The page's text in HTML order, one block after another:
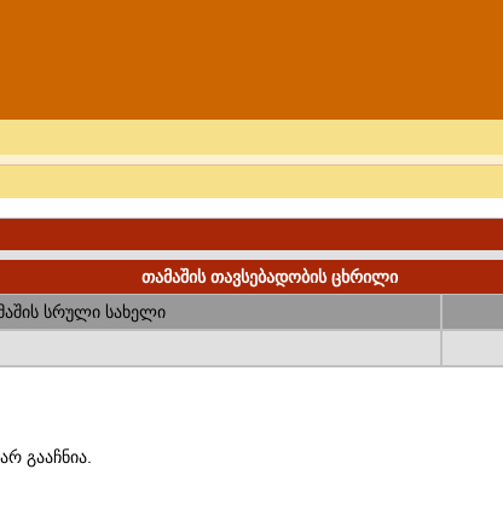
თამაშის თავსებადობის ცხრილი
სრული სახელი
გააჩნია.